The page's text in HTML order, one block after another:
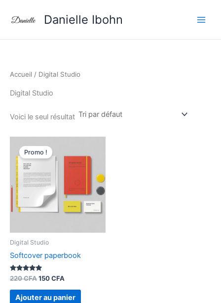
Danielle Ibohn
Accueil / Digital Studio
Digital Studio
Voici le seul résultat
Promo !
Digital Studio
Softcover paperbook
Note
5.00
sur 5
220CFA
prix
initial
220 CFA.
150CFA
actuel
est :
Ajouter au panier